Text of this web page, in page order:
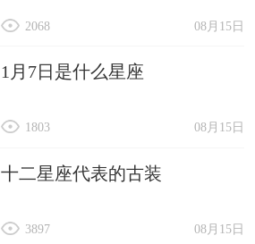
08月15日
2068
1月7日是什么星座
08月15日
1803
十二星座代表的古装
08月15日
3897